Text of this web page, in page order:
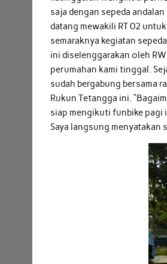
saja dengan sepeda
datang mewakili RT 02
semaraknya kegiatan
ini diselenggarakan oleh
perumahan kami tinggal.
sudah bergabung bersama
Rukun Tetangga ini.
siap mengikuti funbike pagi
Saya langsung menyatakan